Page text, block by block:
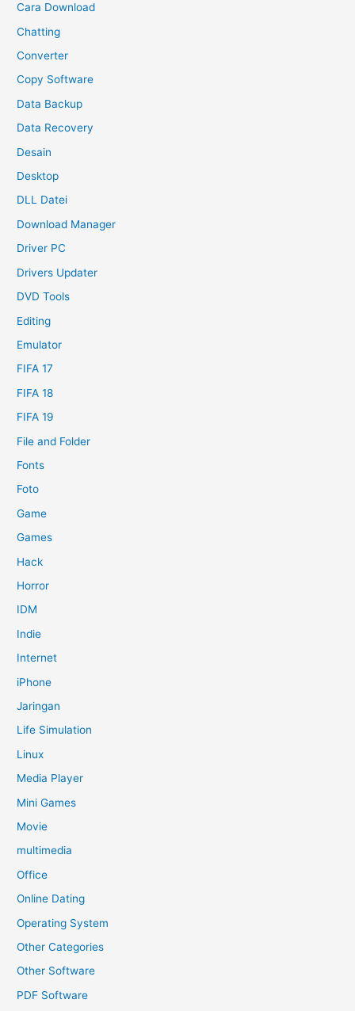
Cara Download
Chatting
Converter
Copy Software
Data Backup
Data Recovery
Desain
Desktop
DLL Datei
Download Manager
Driver PC
Drivers Updater
DVD Tools
Editing
Emulator
FIFA 17
FIFA 18
FIFA 19
File and Folder
Fonts
Foto
Game
Games
Hack
Horror
IDM
Indie
Internet
iPhone
Jaringan
Life Simulation
Linux
Media Player
Mini Games
Movie
multimedia
Office
Online Dating
Operating System
Other Categories
Other Software
PDF Software